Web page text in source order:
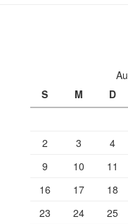
S
M D
2
3 4
9
10 11
16
17 18
23
24 25